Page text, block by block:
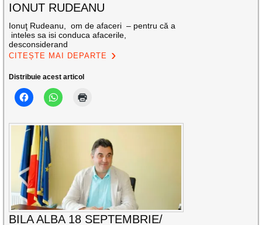
IONUT RUDEANU
Ionuţ Rudeanu, om de afaceri – pentru că a
inteles sa isi conduca afacerile,
desconsiderand
CITEȘTE MAI DEPARTE
Distribuie acest articol
BILA ALBA 18 SEPTEMBRIE/